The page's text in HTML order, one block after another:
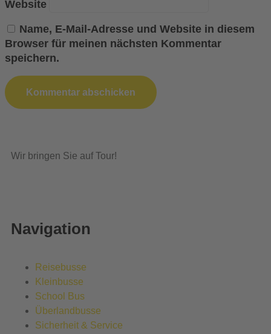
Website
Name, E-Mail-Adresse und Website in diesem
Browser für meinen nächsten Kommentar
speichern.
Wir bringen Sie auf Tour!
Navigation
Reisebusse
Kleinbusse
School Bus
Überlandbusse
Sicherheit & Service